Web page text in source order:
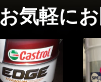
お気軽に